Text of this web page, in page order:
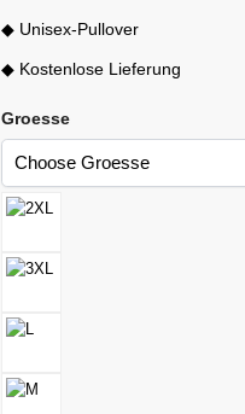
◆ Unisex-Pullover
◆ Kostenlose Lieferung
Groesse